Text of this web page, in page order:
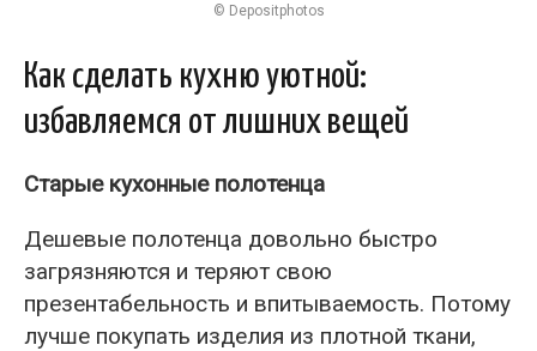
© Depositphotos
Как сделать кухню уютной:
избавляемся от лишних вещей
Старые кухонные полотенца
Дешевые полотенца довольно быстро
загрязняются и теряют свою
презентабельность и впитываемость. Потому
лучше покупать изделия из плотной ткани,